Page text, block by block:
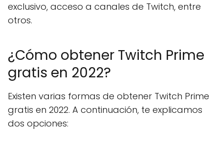
exclusivo, acceso a canales de Twitch, entre
otros.
¿Cómo obtener Twitch Prime
gratis en 2022?
Existen varias formas de obtener Twitch Prime
gratis en 2022. A continuación, te explicamos
dos opciones: